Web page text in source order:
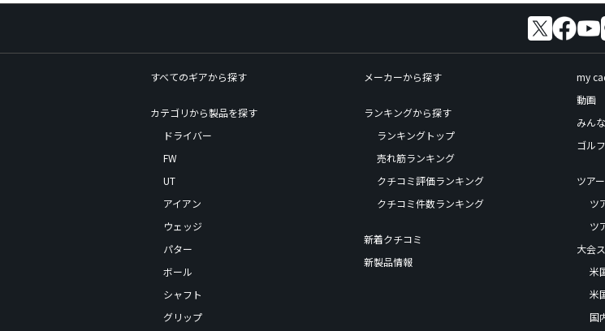
すべてのギアから探す
カテゴリから製品を探す
ドライバー
FW
UT
アイアン
ウェッジ
パター
ボール
シャフト
グリップ
メーカーから探す
ランキングから探す
ランキングトップ
売れ筋ランキング
クチコミ評価ランキング
クチコミ件数ランキング
新着クチコミ
新製品情報
my
動画
みん
ゴル
ツア
ツ
ツ
大会
米
米
国